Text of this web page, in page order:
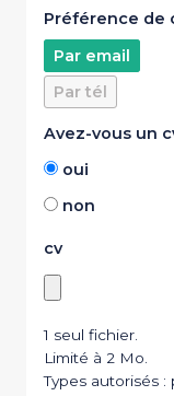
Préférence de
Par email
Par tél
Avez-vous un
oui
non
cv
1 seul fichier.
Limité à 2 Mo.
Types autorisés :